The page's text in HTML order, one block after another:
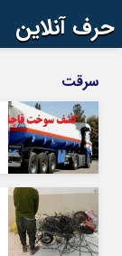
حرف آنلاین
آپارات
رمز عبور
مرا به خاطر بسپار
سرقت